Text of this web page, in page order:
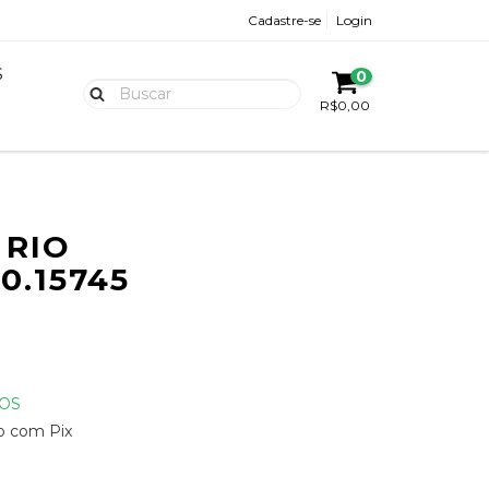
Cadastre-se Login
0
R$0,00
com Pix